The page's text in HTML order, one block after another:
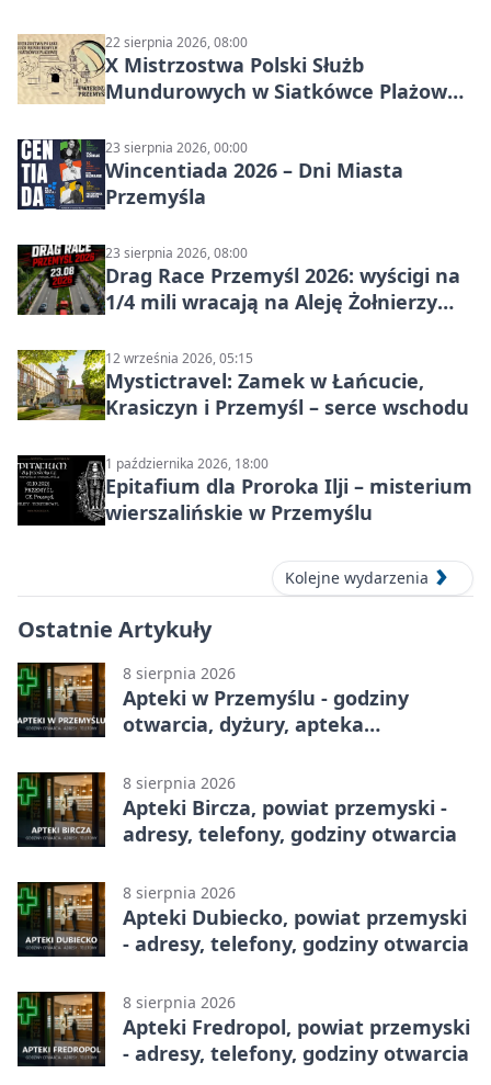
22 sierpnia 2026, 08:00
X Mistrzostwa Polski Służb
Mundurowych w Siatkówce Plażowej
23 sierpnia 2026, 00:00
Wincentiada 2026 – Dni Miasta
Przemyśla
23 sierpnia 2026, 08:00
Drag Race Przemyśl 2026: wyścigi na
1/4 mili wracają na Aleję Żołnierzy
12 września 2026, 05:15
Mystictravel: Zamek w Łańcucie,
Krasiczyn i Przemyśl – serce wschodu
1 października 2026, 18:00
Epitafium dla Proroka Ilji – misterium
wierszalińskie w Przemyślu
Kolejne wydarzenia
Ostatnie Artykuły
8 sierpnia 2026
Apteki w Przemyślu - godziny
otwarcia, dyżury, apteka
8 sierpnia 2026
Apteki Bircza, powiat przemyski -
adresy, telefony, godziny otwarcia
8 sierpnia 2026
Apteki Dubiecko, powiat przemyski
- adresy, telefony, godziny otwarcia
8 sierpnia 2026
Apteki Fredropol, powiat przemyski
- adresy, telefony, godziny otwarcia